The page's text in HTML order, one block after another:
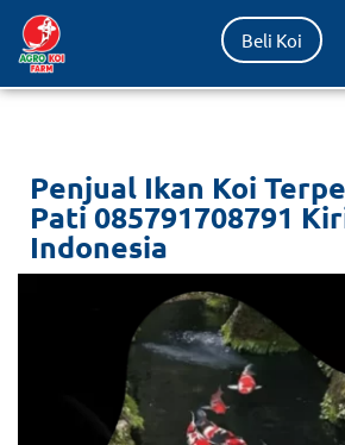
Lompat
ke
Beli Koi
Penjual Ikan Koi
Pati 085791708791
Indonesia